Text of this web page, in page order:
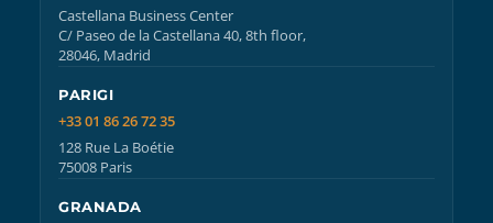
Castellana Business Center
C/ Paseo de la Castellana 40, 8th floor,
28046, Madrid
PARIGI
+33 01 86 26 72 35
128 Rue La Boétie
75008 Paris
GRANADA